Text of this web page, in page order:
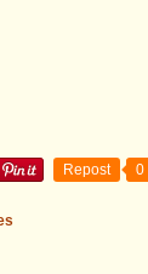
Repost 0